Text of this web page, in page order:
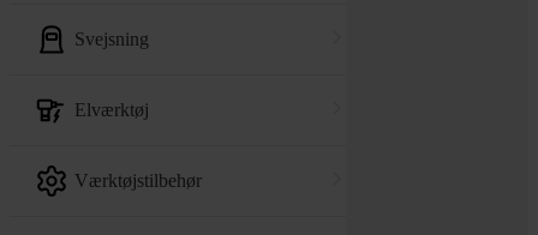
svejsning
elværktøj
værktøjstilbehør